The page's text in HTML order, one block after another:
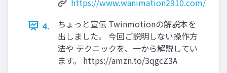
4.
ちょっと宣伝 Twinmotionの解説本を
出しました。 今回ご説明しない操作方
法や テクニックを、一から解説してい
ます。 https://amzn.to/3qgcZ3A